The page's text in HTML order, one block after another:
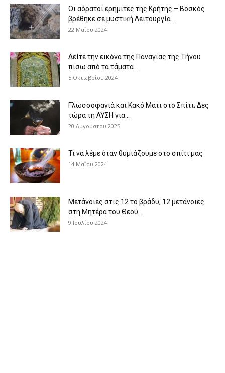
Οι αόρατοι ερημίτες της Κρήτης – Βοσκός
βρέθηκε σε μυστική Λειτουργία...
22 Μαΐου 2024
Δείτε την εικόνα της Παναγίας της Τήνου
πίσω από τα τάματα...
5 Οκτωβρίου 2024
Γλωσσοφαγιά και Κακό Μάτι στο Σπίτι; Δες
τώρα τη ΛΥΣΗ για...
20 Αυγούστου 2025
Τι να λέμε όταν θυμιάζουμε στο σπίτι μας
14 Μαΐου 2024
Μετάνοιες στις 12 το βράδυ, 12 μετάνοιες
στη Μητέρα του Θεού...
9 Ιουλίου 2024